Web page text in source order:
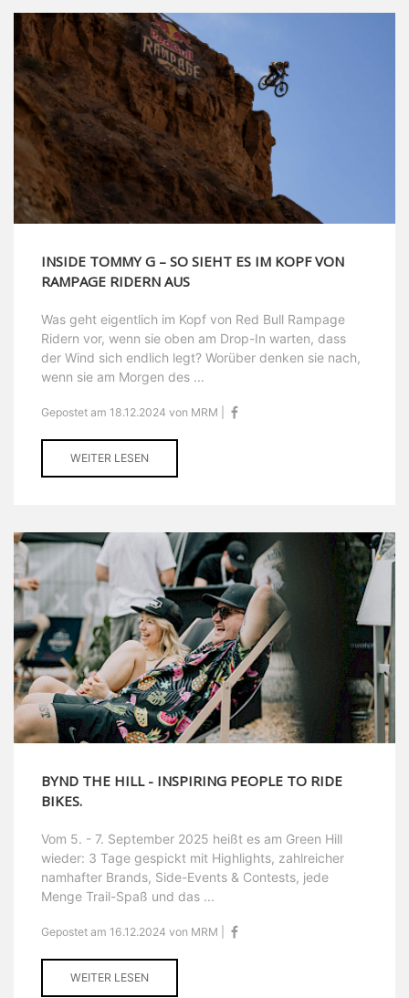
INSIDE TOMMY G – SO SIEHT ES IM KOPF VON
RAMPAGE RIDERN AUS
Was geht eigentlich im Kopf von Red Bull Rampage
Ridern vor, wenn sie oben am Drop-In warten, dass
der Wind sich endlich legt? Worüber denken sie nach,
wenn sie am Morgen des ...
Gepostet am 18.12.2024 von MRM |
WEITER LESEN
BYND THE HILL - INSPIRING PEOPLE TO RIDE
BIKES.
Vom 5. - 7. September 2025 heißt es am Green Hill
wieder: 3 Tage gespickt mit Highlights, zahlreicher
namhafter Brands, Side-Events & Contests, jede
Menge Trail-Spaß und das ...
Gepostet am 16.12.2024 von MRM |
WEITER LESEN